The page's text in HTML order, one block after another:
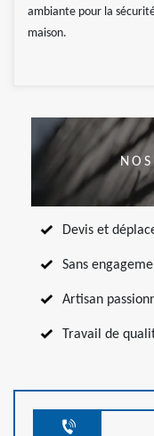
ambiante pour la
maison.
Devis et
Sans
Artisan
Travail de